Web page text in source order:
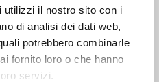
utilizzi il nostro sito con i
di analisi dei dati web,
potrebbero combinarle
fornito loro o che hanno
servizi.